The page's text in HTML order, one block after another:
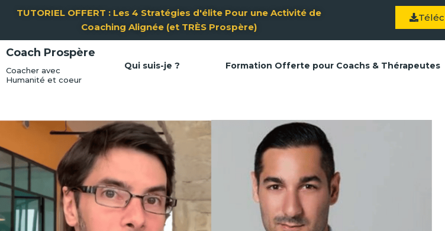
TUTORIEL OFFERT : Les 4 Stratégies d'élite Pour une Activité de
Coaching Alignée (et TRÈS Prospère)
Coach Prospère
Coacher avec
Humanité et coeur
Qui suis-je ? Formation Offerte pour Coachs & Thérapeutes